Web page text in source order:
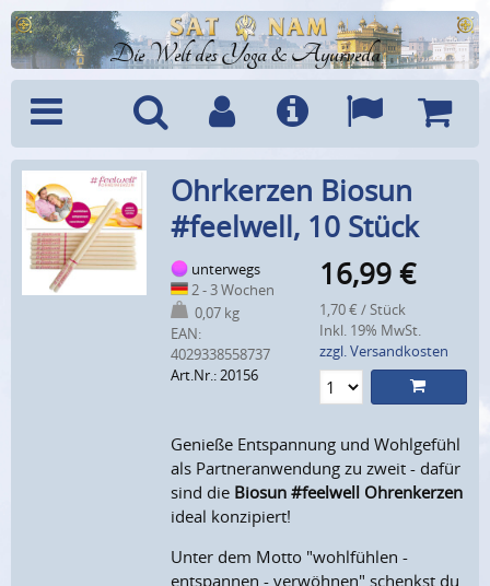
Die Welt des Yoga & Ayurveda
Menü SucheBenutzerkonto
Info Sprachen
Ohrkerzen Biosun
#feelwell, 10 Stück
unterwegs
2 - 3 Wochen
0,07 kg
EAN:
4029338558737
Art.Nr.: 20156
16,99 €
1,70 € / Stück
Inkl. 19% MwSt.
zzgl. Versandkosten
Genieße Entspannung und Wohlgefühl
als Partneranwendung zu zweit - dafür
sind die Biosun #feelwell Ohrenkerzen
ideal konzipiert!
Unter dem Motto "wohlfühlen -
entspannen - verwöhnen" schenkst du